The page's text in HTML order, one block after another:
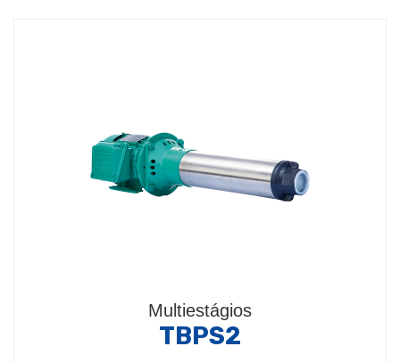
Multiestágios
TBPS2